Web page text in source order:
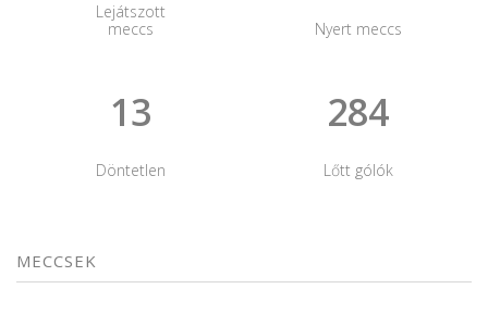
Lejátszott
meccs
Nyert meccs
13
Döntetlen
284
Lőtt gólók
MECCSEK